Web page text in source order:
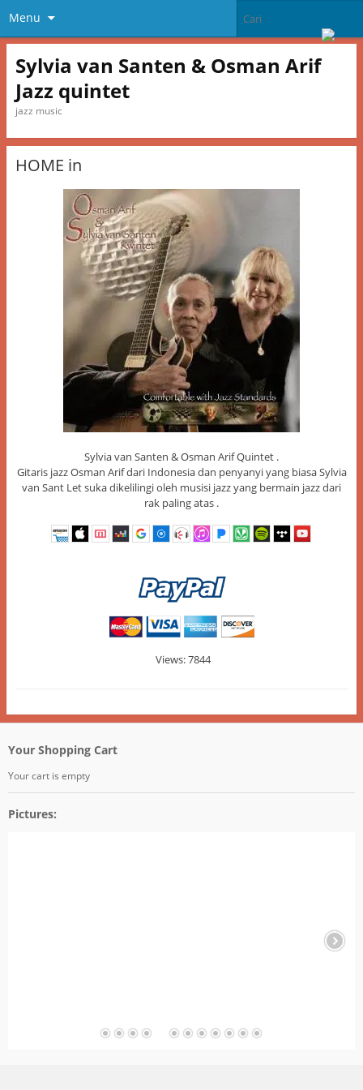
Menu
Sylvia van Santen & Osman Arif
Jazz quintet
jazz music
HOME in
Sylvia van Santen & Osman Arif Quintet .
Gitaris jazz Osman Arif dari Indonesia dan penyanyi yang biasa Sylvia
van Sant Let suka dikelilingi oleh musisi jazz yang bermain jazz dari
rak paling atas .
Views: 7844
Your Shopping Cart
Your cart is empty
Pictures: